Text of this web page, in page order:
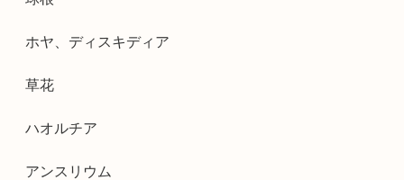
ホヤ、ディスキディア
草花
ハオルチア
アンスリウム